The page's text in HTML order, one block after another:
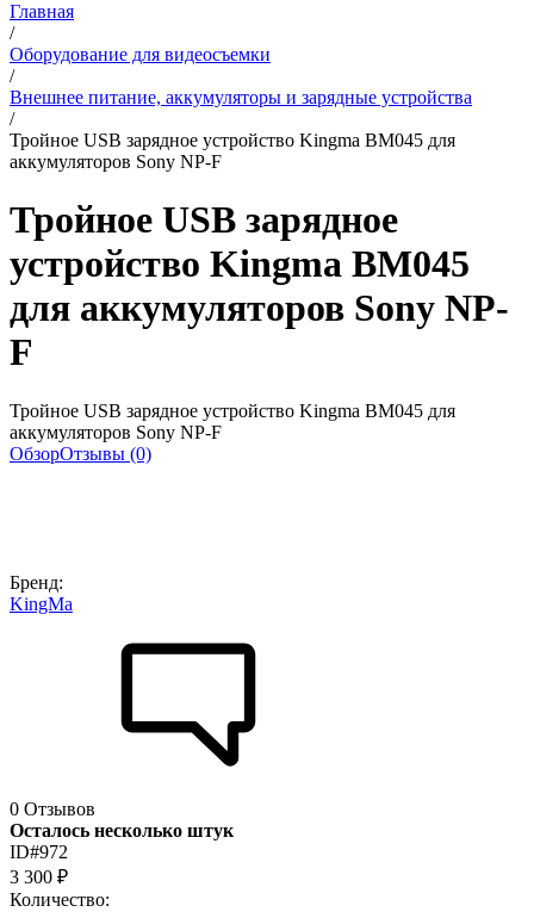
Главная
/
Оборудование для видеосъемки
/
Внешнее питание, аккумуляторы и зарядные устройства
/
Тройное USB зарядное устройство Kingma BM045 для
аккумуляторов Sony NP-F
Тройное USB зарядное
устройство Kingma BM045
для аккумуляторов Sony NP-
F
Тройное USB зарядное устройство Kingma BM045 для
аккумуляторов Sony NP-F
ОбзорОтзывы (0)
Бренд:
KingMa
0 Отзывов
Осталось несколько штук
ID#972
3 300 ₽
Количество: